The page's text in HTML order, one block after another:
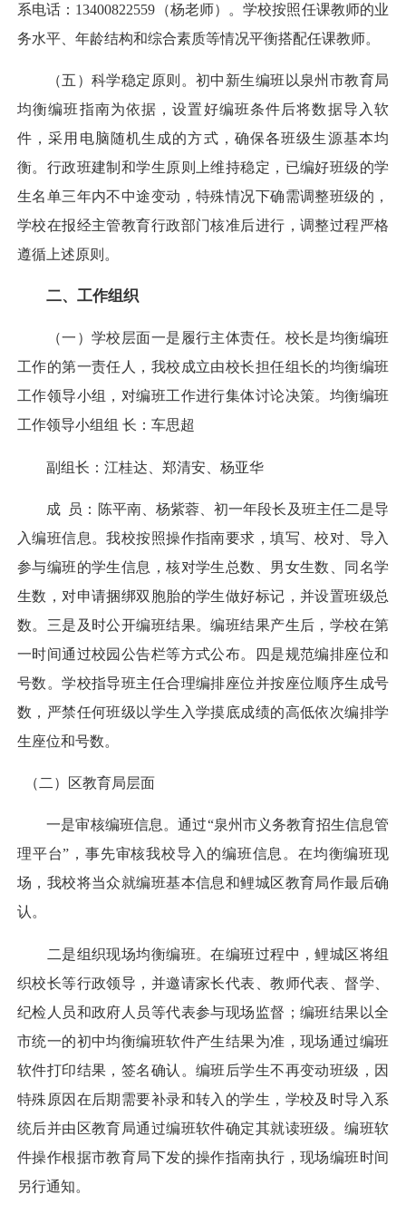
系电话：13400822559（杨老师）。学校按照任课教师的业
务水平、年龄结构和综合素质等情况平衡搭配任课教师。
（五）科学稳定原则。初中新生编班以泉州市教育局
均衡编班指南为依据，设置好编班条件后将数据导入软
件，采用电脑随机生成的方式，确保各班级生源基本均
衡。行政班建制和学生原则上维持稳定，已编好班级的学
生名单三年内不中途变动，特殊情况下确需调整班级的，
学校在报经主管教育行政部门核准后进行，调整过程严格
遵循上述原则。
二、工作组织
（一）学校层面一是履行主体责任。校长是均衡编班
工作的第一责任人，我校成立由校长担任组长的均衡编班
工作领导小组，对编班工作进行集体讨论决策。均衡编班
工作领导小组组 长：车思超
副组长：江桂达、郑清安、杨亚华
成 员：陈平南、杨紫蓉、初一年段长及班主任二是导
入编班信息。我校按照操作指南要求，填写、校对、导入
参与编班的学生信息，核对学生总数、男女生数、同名学
生数，对申请捆绑双胞胎的学生做好标记，并设置班级总
数。三是及时公开编班结果。编班结果产生后，学校在第
一时间通过校园公告栏等方式公布。四是规范编排座位和
号数。学校指导班主任合理编排座位并按座位顺序生成号
数，严禁任何班级以学生入学摸底成绩的高低依次编排学
生座位和号数。
（二）区教育局层面
一是审核编班信息。通过“泉州市义务教育招生信息管
理平台”，事先审核我校导入的编班信息。在均衡编班现
场，我校将当众就编班基本信息和鲤城区教育局作最后确
认。
二是组织现场均衡编班。在编班过程中，鲤城区将组
织校长等行政领导，并邀请家长代表、教师代表、督学、
纪检人员和政府人员等代表参与现场监督；编班结果以全
市统一的初中均衡编班软件产生结果为准，现场通过编班
软件打印结果，签名确认。编班后学生不再变动班级，因
特殊原因在后期需要补录和转入的学生，学校及时导入系
统后并由区教育局通过编班软件确定其就读班级。编班软
件操作根据市教育局下发的操作指南执行，现场编班时间
另行通知。